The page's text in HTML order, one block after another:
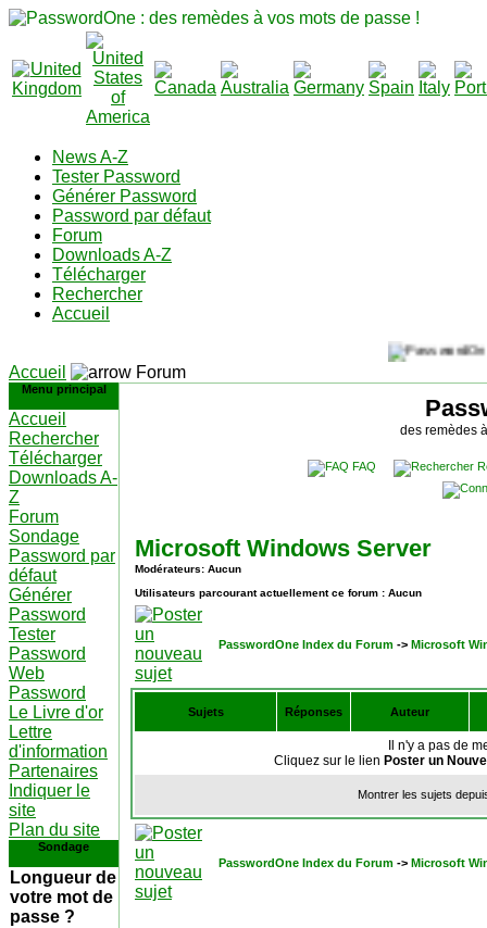
News A-Z
Tester Password
Générer Password
Password par défaut
Forum
Downloads A-Z
Télécharger
Rechercher
Accueil
Accueil Forum
Menu principal
Accueil
Rechercher
Télécharger
Downloads A-
Z
Forum
Sondage
Password par
défaut
Générer
Password
Tester
Password
Web
Password
Le Livre d'or
Lettre
d'information
Partenaires
Indiquer le
site
Plan du site
Sondage
Longueur de
votre mot de
passe ?
des remèdes
FAQ
Microsoft Windows Server
Modérateurs: Aucun
Utilisateurs parcourant actuellement ce forum : Aucun
PasswordOne Index du Forum -> Microsoft
Sujets Réponses Auteur
Il n'y a pas de
Cliquez sur le lien Poster un
Montrer les sujets
PasswordOne Index du Forum -> Microsoft